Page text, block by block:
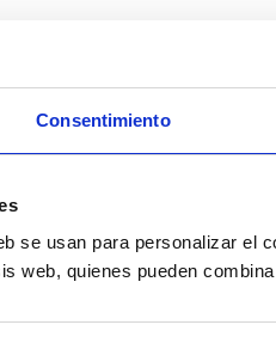
Consentimiento
se usan para personalizar el
web, quienes pueden